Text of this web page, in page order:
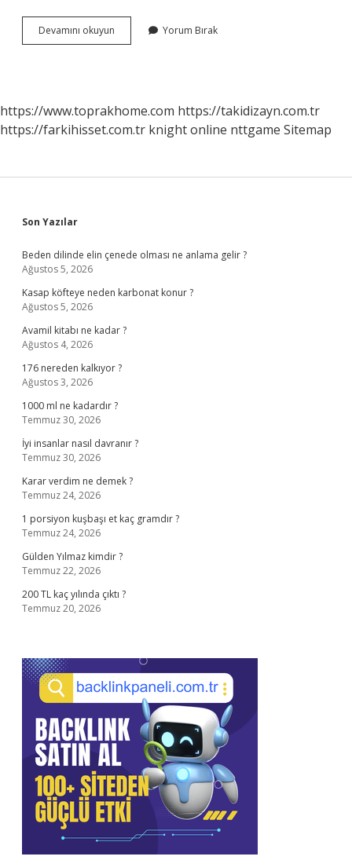
Devamını okuyun
Için
Yorum Bırak
https://www.toprakhome.com https://takidizayn.com.tr
https://farkihisset.com.tr knight online nttgame Sitemap
Sidebar
Son Yazılar
Beden dilinde elin çenede olması ne anlama gelir ?
Ağustos 5, 2026
Kasap köfteye neden karbonat konur ?
Ağustos 5, 2026
Avamil kitabı ne kadar ?
Ağustos 4, 2026
176 nereden kalkıyor ?
Ağustos 3, 2026
1000 ml ne kadardır ?
Temmuz 30, 2026
İyi insanlar nasıl davranır ?
Temmuz 30, 2026
Karar verdim ne demek ?
Temmuz 24, 2026
1 porsiyon kuşbaşı et kaç gramdır ?
Temmuz 24, 2026
Gülden Yılmaz kimdir ?
Temmuz 22, 2026
200 TL kaç yılında çıktı ?
Temmuz 20, 2026